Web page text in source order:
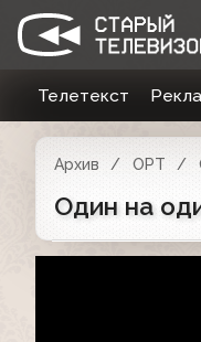
Телетекст
Архив ОРТ
Один на